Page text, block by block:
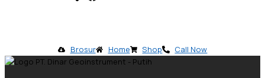
Brosur Home Shop Call Now